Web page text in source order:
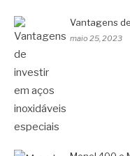
Vantagens
maio 25, 2023